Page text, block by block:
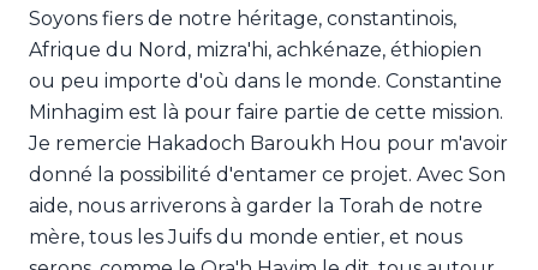
Soyons fiers de notre héritage, constantinois,
Afrique du Nord, mizra'hi, achkénaze, éthiopien
ou peu importe d'où dans le monde. Constantine
Minhagim est là pour faire partie de cette mission.
Je remercie Hakadoch Baroukh Hou pour m'avoir
donné la possibilité d'entamer ce projet. Avec Son
aide, nous arriverons à garder la Torah de notre
mère, tous les Juifs du monde entier, et nous